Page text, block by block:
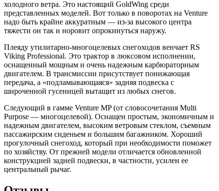
холодного ветра. Это настоящий GoldWing среди
представленных моделей. Вот только в поворотах на Venture
надо быть крайне аккуратным — из-за высокого центра
тяжести он так и норовит опрокинуться наружу.
Плеяду утилитарно-многоцелевых снегоходов венчает RS
Viking Professional. Это трактор в люксовом исполнении,
оснащенный мощным и очень надежным карбюраторным
двигателем. В трансмиссии присутствует понижающая
передача, а «подламывающаяся» задняя подвеска с
широченной гусеницей вытащит из любых снегов.
Следующий в гамме Venture MP (от словосочетания Multi
Purpose — многоцелевой). Оснащен простым, экономичным и
надежным двигателем, высоким ветровым стеклом, съемным
пассажирским сиденьем и большим багажником. Хороший
прогулочный снегоход, который при необходимости поможет
по хозяйству. От прежней модели отличается обновленной
конструкцией задней подвески, в частности, усилен ее
центральный рычаг.